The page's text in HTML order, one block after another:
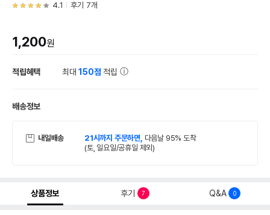
4.1 후기 7개
1,200원
적립혜택 최대150점 적립
배송정보
내일배송 21시까지 주문하면, 다음날 95% 도착
(토, 일요일/공휴일 제외)
상품정보 후기 7 Q&A 0